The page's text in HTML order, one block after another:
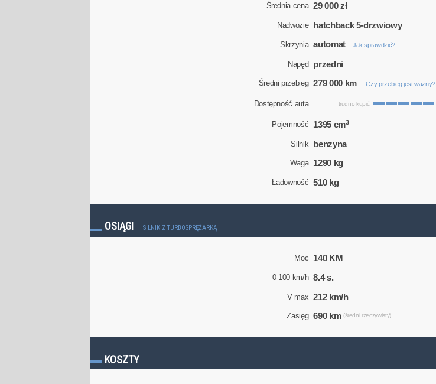
Średnia cena 29 000 zł
Nadwozie hatchback 5-drzwiowy
Skrzynia automat Jak sprawdzić?
Napęd przedni
Średni przebieg 279 000 km Czy przebieg jest ważny?
Dostępność auta trudno kupić
Pojemność 1395 cm3
Silnik benzyna
Waga 1290 kg
Ładowność 510 kg
OSIĄGI SILNIK Z TURBOSPRĘŻARKĄ
Moc 140 KM
0-100 km/h 8.4 s.
V max 212 km/h
Zasięg 690 km (średni rzeczywisty)
KOSZTY